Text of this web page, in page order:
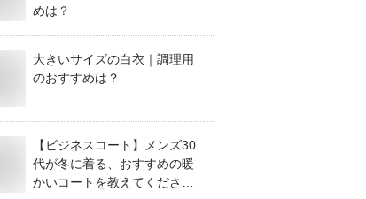
めは？
大きいサイズの白衣｜調理用
のおすすめは？
【ビジネスコート】メンズ30
代が冬に着る、おすすめの暖
かいコートを教えてくださ